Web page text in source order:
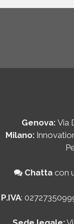
Genova: Via
Milano:
Chatta con
P.IVA: